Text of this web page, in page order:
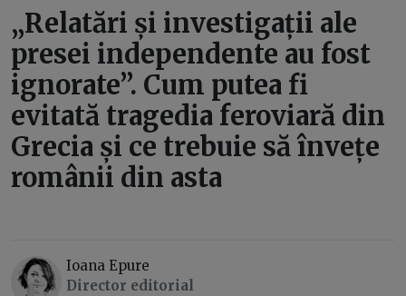
„Relatări și investigații ale
presei independente au fost
ignorate”. Cum putea fi
evitată tragedia feroviară din
Grecia și ce trebuie să învețe
românii din asta
Ioana Epure
Director editorial